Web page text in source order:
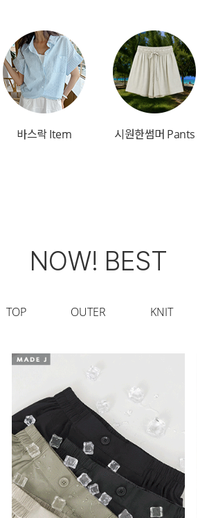
바스락 Item 시원한썸머 Pants
NOW! BEST
TOP OUTER KNIT